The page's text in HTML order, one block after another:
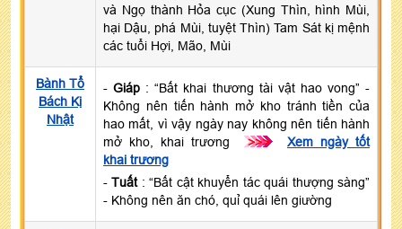
và Ngọ thành Hỏa cục (Xung Thìn, hình Mùi,
hại Dậu, phá Mùi, tuyệt Thìn) Tam Sát kị mệnh
các tuổi Hợi, Mão, Mùi
Bành Tổ
Bách Kị
Nhật
-Giáp : “Bất khai thương tài vật hao vong” -
Không nên tiến hành mở kho tránh tiền của
hao mất, vì vậy ngày nay không nên tiến hành
mở kho, khai trương
>>>
Xem ngày tốt
khai trương
-Tuất: “Bất cật khuyển tác quái thượng sàng”
- Không nên ăn chó, quỉ quái lên giường